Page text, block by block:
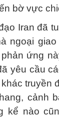
bờ vực
Iran đã
ngoại
ứng
yêu cầu
truyền
cảnh
kể nào